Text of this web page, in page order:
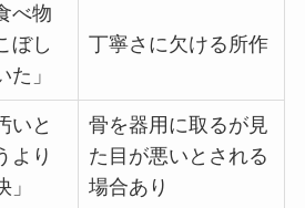
べ物
ぼし
た」
丁寧さに欠ける所作
いと
より
」
骨を器用に取るが見
た目が悪いとされる
場合あり